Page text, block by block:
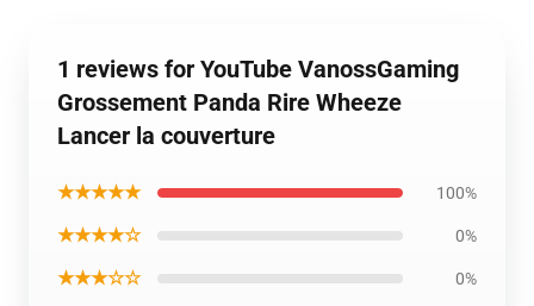
1 reviews for YouTube VanossGaming
Grossement Panda Rire Wheeze
Lancer la couverture
★★★★★ 100%
★★★★☆ 0%
★★★☆☆ 0%